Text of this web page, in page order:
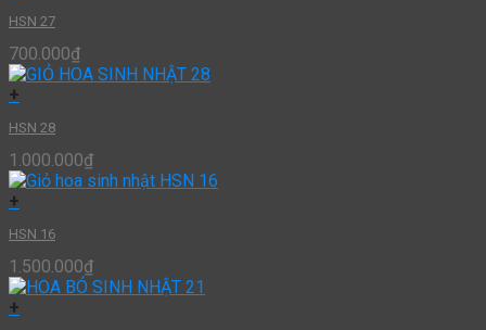
HSN 27
700.000₫
+
HSN 28
1.000.000₫
+
HSN 16
1.500.000₫
+